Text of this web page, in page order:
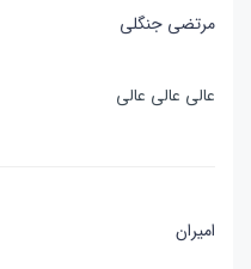
مرتضی جنگلی
عالی عالی عالی
امیران